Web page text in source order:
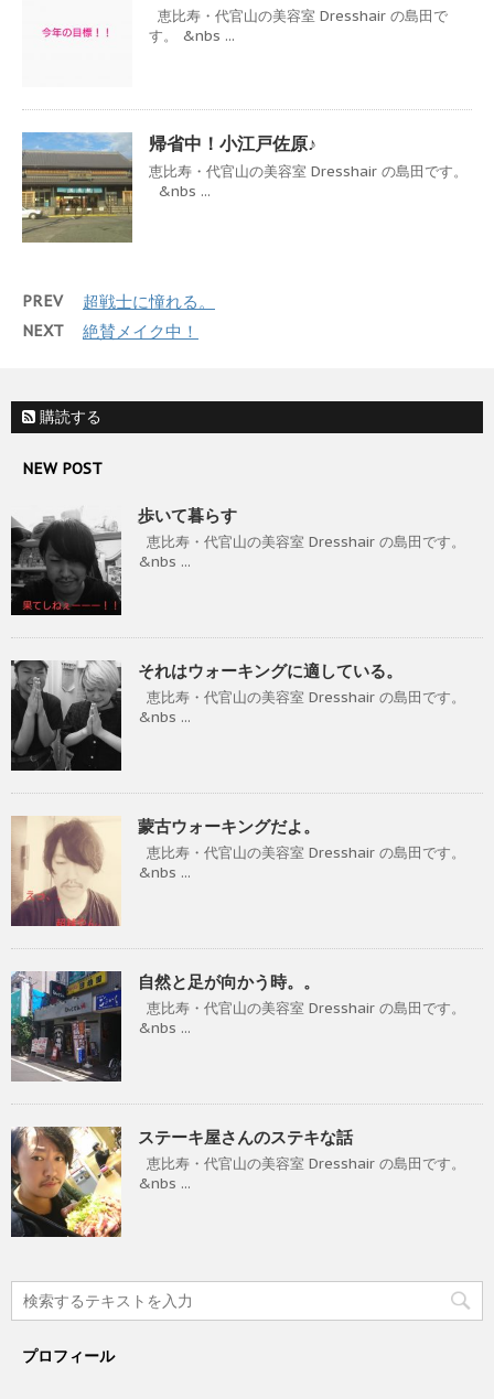
恵比寿・代官山の美容室 Dresshair の島田で
す。 &nbs ...
帰省中！小江戸佐原♪
恵比寿・代官山の美容室 Dresshair の島田です。
&nbs ...
PREV 超戦士に憧れる。
NEXT 絶賛メイク中！
購読する
NEW POST
歩いて暮らす
恵比寿・代官山の美容室 Dresshair の島田です。
&nbs ...
それはウォーキングに適している。
恵比寿・代官山の美容室 Dresshair の島田です。
&nbs ...
蒙古ウォーキングだよ。
恵比寿・代官山の美容室 Dresshair の島田です。
&nbs ...
自然と足が向かう時。。
恵比寿・代官山の美容室 Dresshair の島田です。
&nbs ...
ステーキ屋さんのステキな話
恵比寿・代官山の美容室 Dresshair の島田です。
&nbs ...
プロフィール